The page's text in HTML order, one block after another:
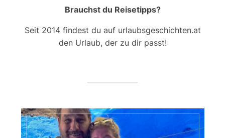
Brauchst du Reisetipps?
Seit 2014 findest du auf urlaubsgeschichten.at
den Urlaub, der zu dir passt!